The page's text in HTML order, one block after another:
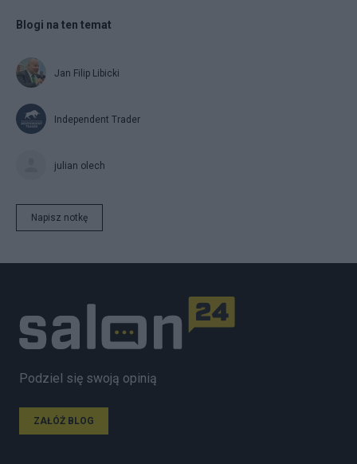
Blogi na ten temat
Jan Filip Libicki
Independent Trader
julian olech
Napisz notkę
Podziel się swoją opinią
ZAŁÓŻ BLOG